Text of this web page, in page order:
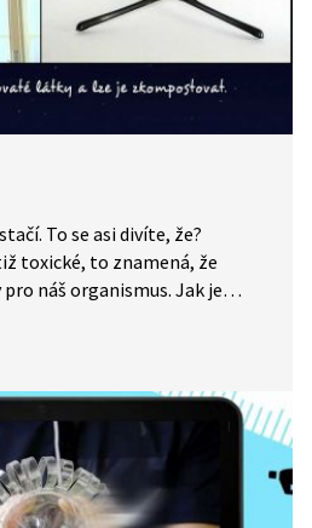
To se asi divíte, že?
toxické, to znamená, že
náš organismus. Jak je